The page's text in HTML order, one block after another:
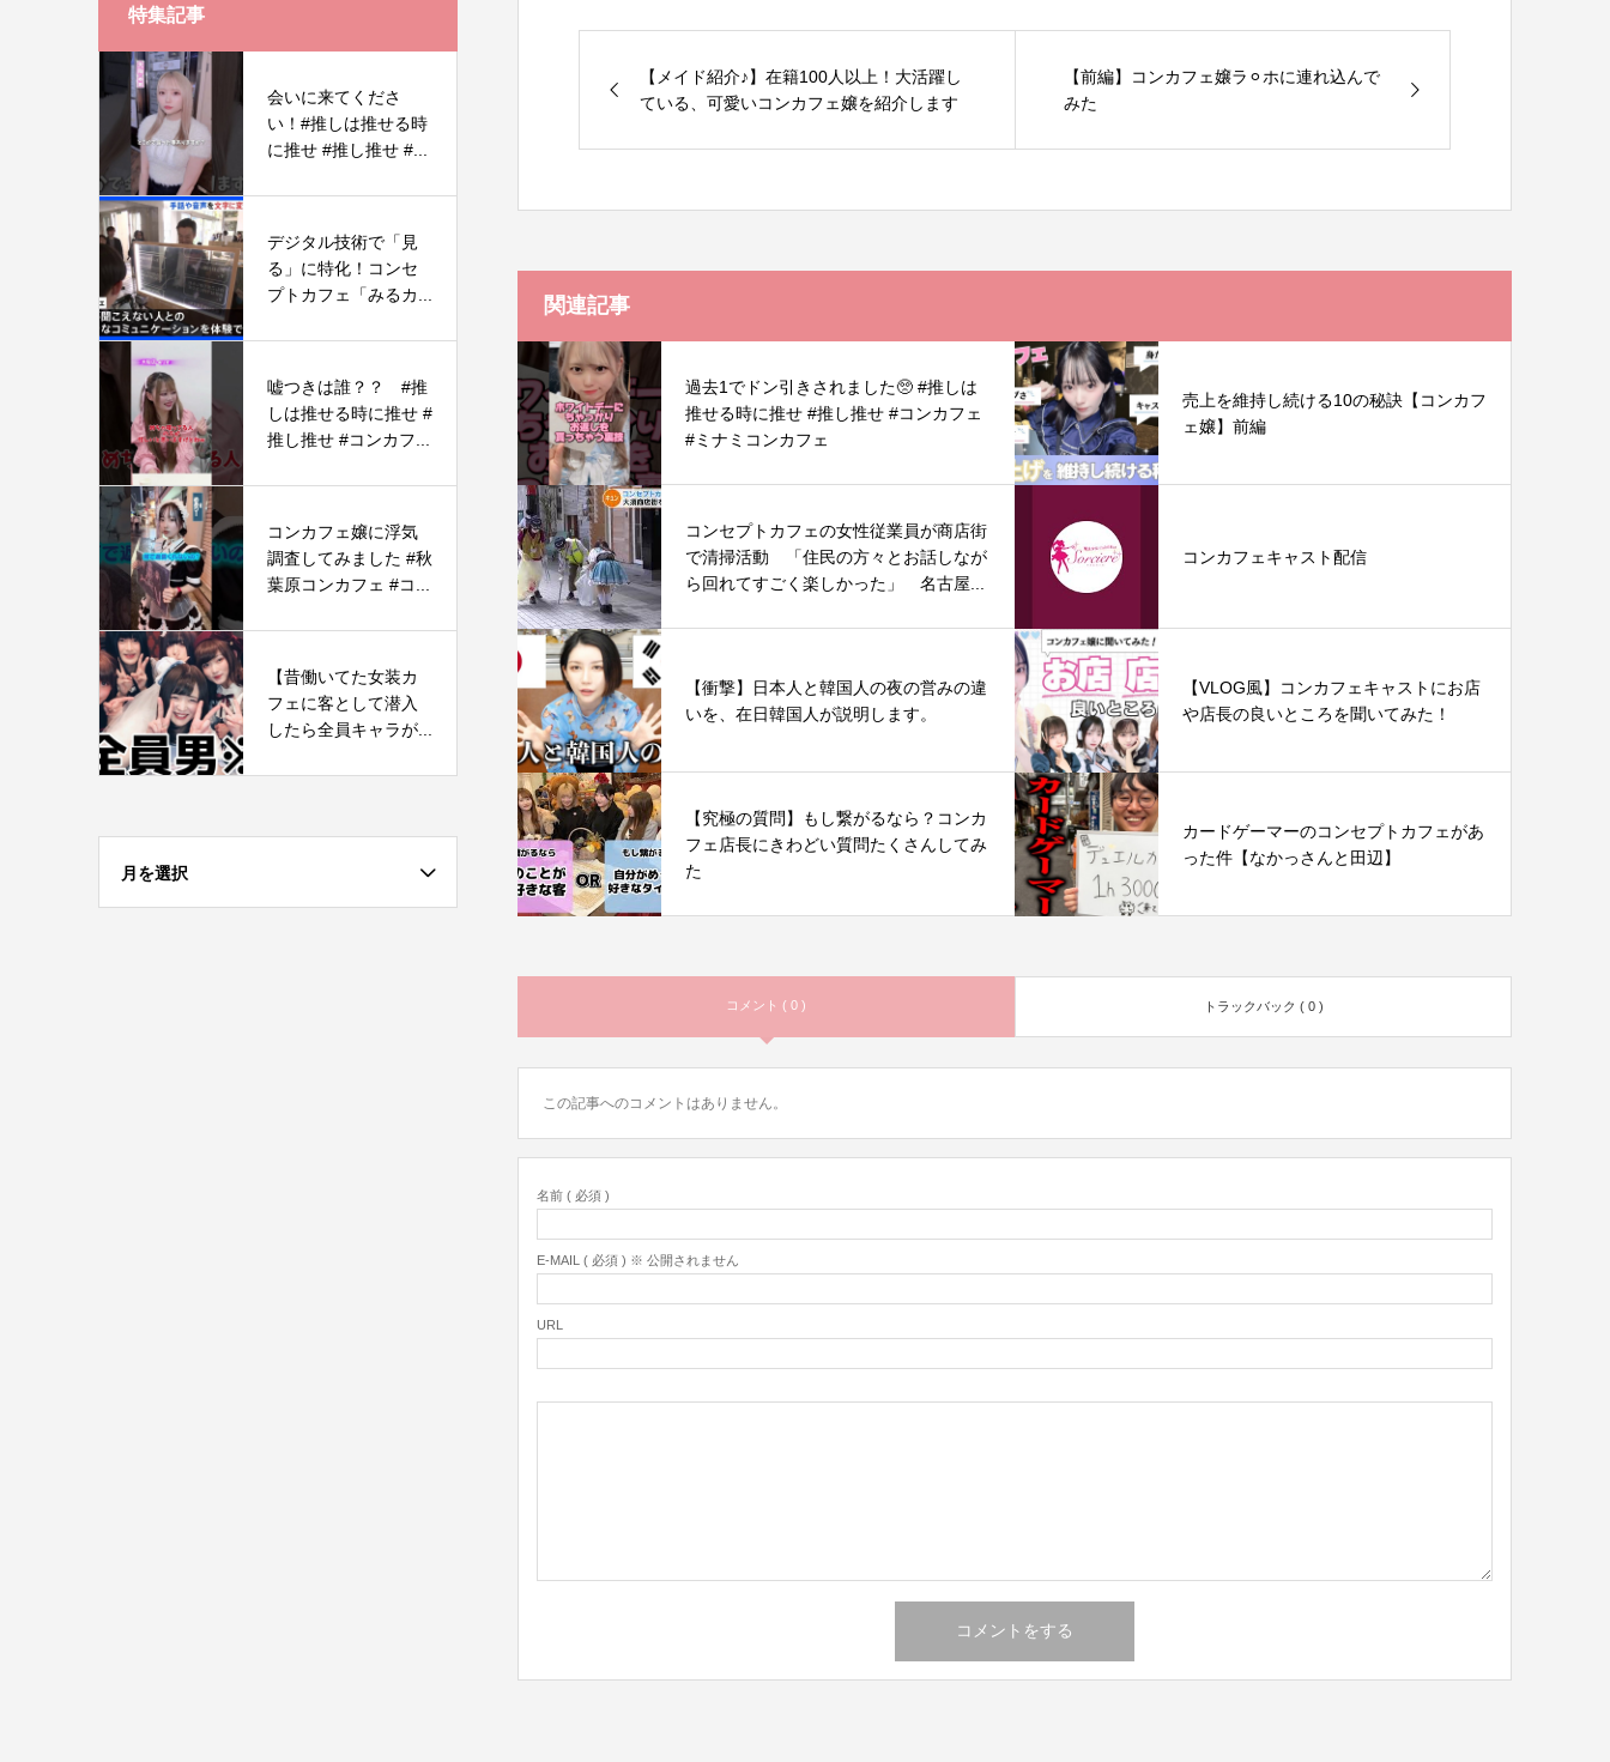
【メイド紹介♪】在籍100人以上！大活躍し
ている、可愛いコンカフェ嬢を紹介します
【前編】コンカフェ嬢ラ⚪︎ホに連れ込んで
みた
関連記事
過去1でドン引きされました🥺 #推しは
推せる時に推せ #推し推せ #コンカフェ
#ミナミコンカフェ
売上を維持し続ける10の秘訣【コンカフ
ェ嬢】前編
コンセプトカフェの女性従業員が商店街
で清掃活動 「住民の方々とお話しなが
ら回れてすごく楽しかった」 名古屋...
コンカフェキャスト配信
【衝撃】日本人と韓国人の夜の営みの違
いを、在日韓国人が説明します。
【VLOG風】コンカフェキャストにお店
や店長の良いところを聞いてみた！
【究極の質問】もし繋がるなら？コンカ
フェ店長にきわどい質問たくさんしてみ
た
カードゲーマーのコンセプトカフェがあ
った件【なかっさんと田辺】
コメント ( 0 ) トラックバック ( 0 )
この記事へのコメントはありません。
名前 ( 必須 )
E-MAIL ( 必須 ) ※ 公開されません
URL
特集記事
会いに来てくださ
い！#推しは推せる時
に推せ #推し推せ #...
デジタル技術で「見
る」に特化！コンセ
プトカフェ「みるカ...
嘘つきは誰？？ #推
しは推せる時に推せ #
推し推せ #コンカフ...
コンカフェ嬢に浮気
調査してみました #秋
葉原コンカフェ #コ...
【昔働いてた女装カ
フェに客として潜入
したら全員キャラが...
月を選択